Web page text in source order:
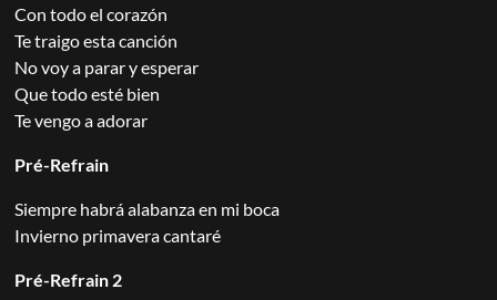
Con todo el corazón
Te traigo esta canción
No voy a parar y esperar
Que todo esté bien
Te vengo a adorar
Pré-Refrain
Siempre habrá alabanza en mi boca
Invierno primavera cantaré
Pré-Refrain 2